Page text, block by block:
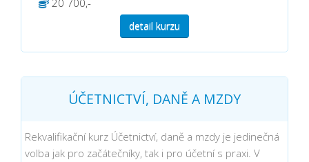
20 700,-
detail kurzu
ÚČETNICTVÍ, DANĚ A MZDY
Rekvalifikační kurz Účetnictví, daně a mzdy je jedinečná
volba jak pro začátečníky, tak i pro účetní s praxi. V